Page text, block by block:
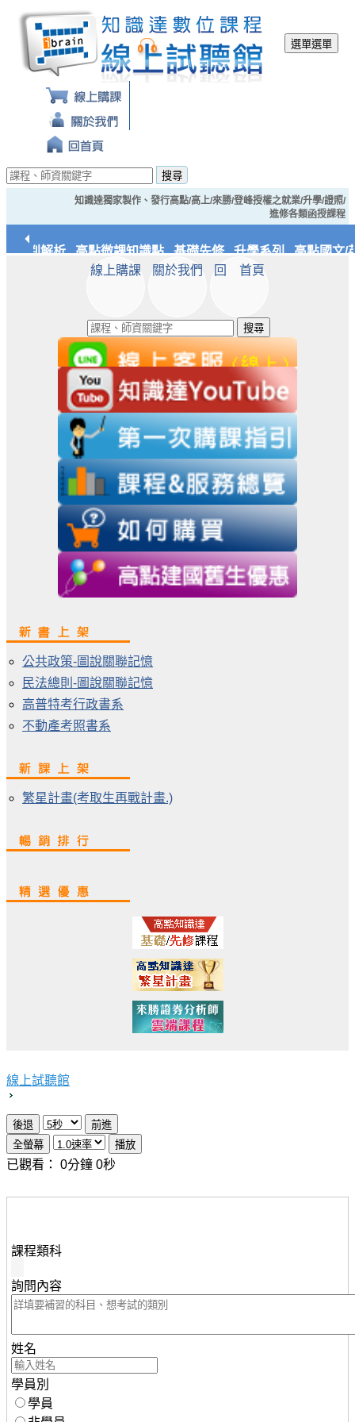
選單選單
搜尋
知識達獨家製作、發行高點/高上/來勝/登峰授權之就業/升學/證照/
進修各類函授課程
裁判解析 高點微課知識點 基礎先修 升學系列 高點國文/
知識達文化
線上購課 關於我們 回 首頁
搜尋
公共政策-圖說關聯記憶
民法總則-圖說關聯記憶
高普特考行政書系
不動產考照書系
繁星計畫(考取生再戰計畫.)
線上試聽館
已觀看： 0分鐘 0秒
課程類科
詢問內容
姓名
學員別
學員